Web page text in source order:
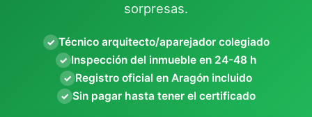
sorpresas.
✓ Técnico arquitecto/aparejador colegiado
✓ Inspección del inmueble en 24-48 h
✓ Registro oficial en Aragón incluido
✓ Sin pagar hasta tener el certificado